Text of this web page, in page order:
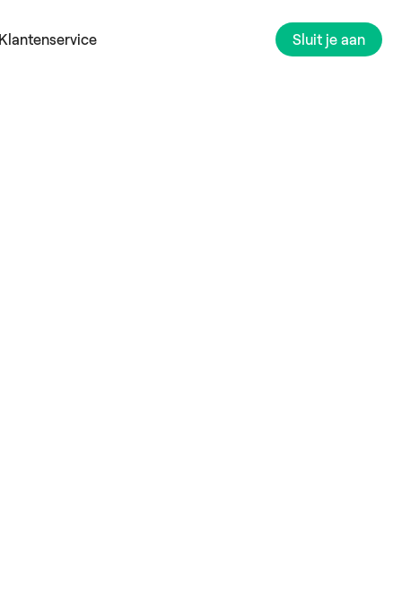
Sluit je aan